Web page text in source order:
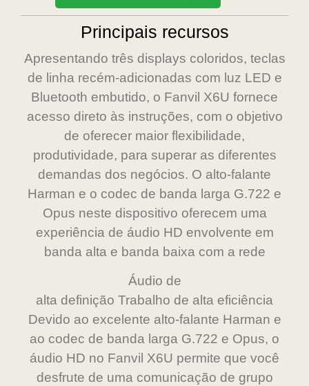
Principais recursos
Apresentando três displays coloridos, teclas
de linha recém-adicionadas com luz LED e
Bluetooth embutido, o Fanvil X6U fornece
acesso direto às instruções, com o objetivo
de oferecer maior flexibilidade,
produtividade, para superar as diferentes
demandas dos negócios. O alto-falante
Harman e o codec de banda larga G.722 e
Opus neste dispositivo oferecem uma
experiência de áudio HD envolvente em
banda alta e banda baixa com a rede
Áudio de
alta definição Trabalho de alta eficiência
Devido ao excelente alto-falante Harman e
ao codec de banda larga G.722 e Opus, o
áudio HD no Fanvil X6U permite que você
desfrute de uma comunicação de grupo